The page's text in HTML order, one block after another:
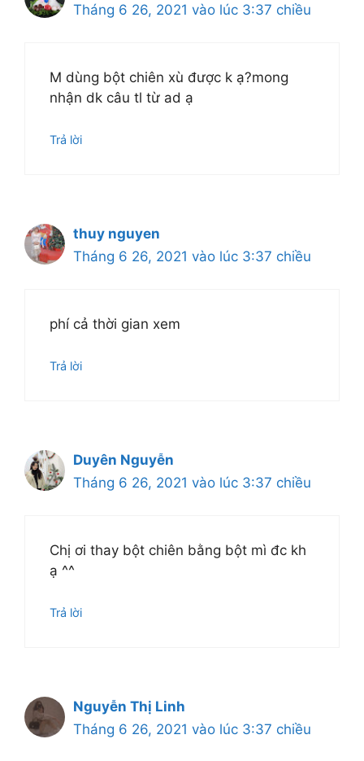
Tháng 6 26, 2021 vào lúc 3:37 chiều
M dùng bột chiên xù được k ạ?mong
nhận dk câu tl từ ad ạ
Trả lời
thuy nguyen
Tháng 6 26, 2021 vào lúc 3:37 chiều
phí cả thời gian xem
Trả lời
Duyên Nguyễn
Tháng 6 26, 2021 vào lúc 3:37 chiều
Chị ơi thay bột chiên bằng bột mì đc kh
ạ ^^
Trả lời
Nguyễn Thị Linh
Tháng 6 26, 2021 vào lúc 3:37 chiều